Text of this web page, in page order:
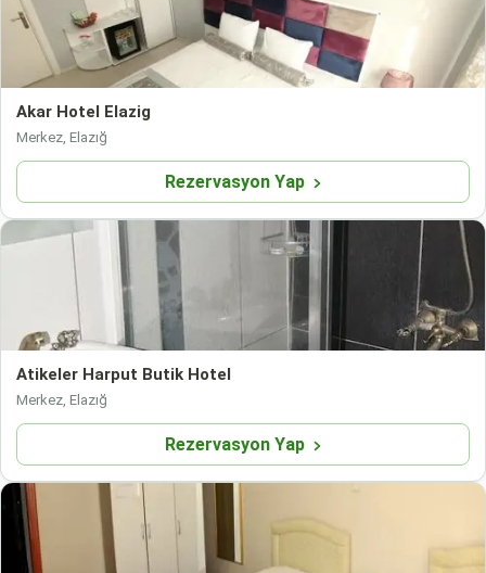
Akar Hotel Elazig
Merkez, Elazığ
Rezervasyon Yap
Atikeler Harput Butik Hotel
Merkez, Elazığ
Rezervasyon Yap